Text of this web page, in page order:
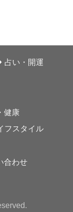
占い・開運
健康
フスタイル
合わせ